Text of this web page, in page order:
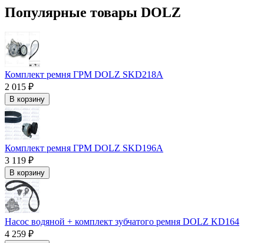
Популярные товары DOLZ
Комплект ремня ГРМ DOLZ SKD218A
2 015 ₽
В корзину
Комплект ремня ГРМ DOLZ SKD196A
3 119 ₽
В корзину
Насос водяной + комплект зубчатого ремня DOLZ KD164
4 259 ₽